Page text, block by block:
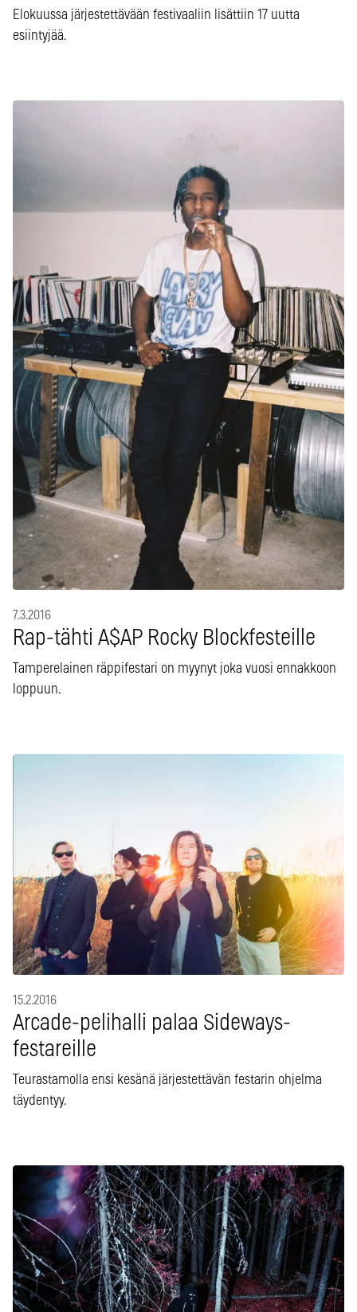
Elokuussa järjestettävään festivaaliin lisättiin 17 uutta
esiintyjää.
7.3.2016
Rap-tähti A$AP Rocky Blockfesteille
Tamperelainen räppifestari on myynyt joka vuosi ennakkoon
loppuun.
15.2.2016
Arcade-pelihalli palaa Sideways-
festareille
Teurastamolla ensi kesänä järjestettävän festarin ohjelma
täydentyy.